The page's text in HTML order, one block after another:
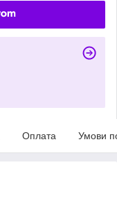
Оплата Умови